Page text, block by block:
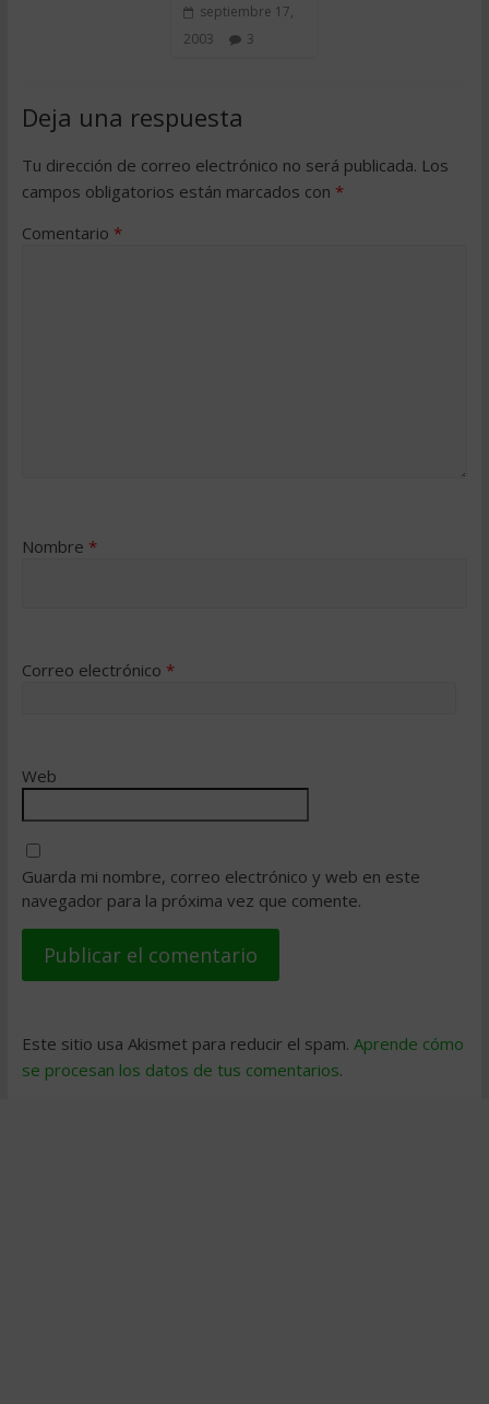
septiembre 17,
2003
3
Deja una respuesta
Tu dirección de correo electrónico no será publicada. Los
campos obligatorios están marcados con *
Comentario *
Nombre *
Correo electrónico *
Web
Guarda mi nombre, correo electrónico y web en este
navegador para la próxima vez que comente.
Este sitio usa Akismet para reducir el spam. Aprende cómo
se procesan los datos de tus comentarios.